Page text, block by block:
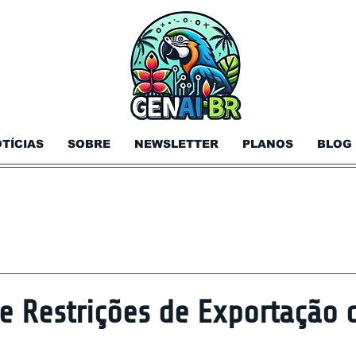
SOBRE NEWSLETTER PLANOS BLOG
Restrições de Exportação